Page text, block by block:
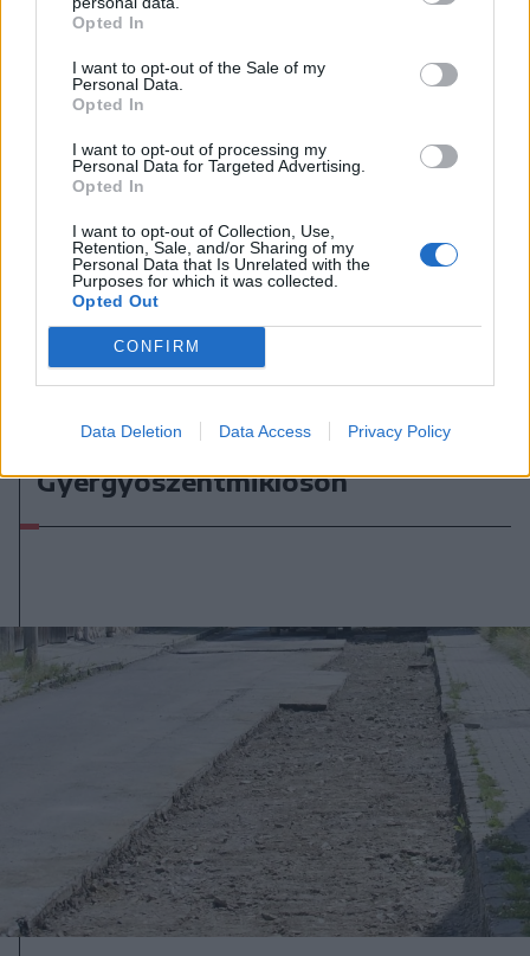
Opted In
I want to opt-out of the Sale of my
Personal Data.
Opted In
I want to opt-out of processing my
Personal Data for Targeted Advertising.
Opted In
I want to opt-out of Collection, Use,
Retention, Sale, and/or Sharing of my
Personal Data that Is Unrelated with the
Purposes for which it was collected.
Opted Out
CONFIRM
Data Deletion Data Access Privacy Policy
Időszakos vízszünet
Gyergyószentmiklóson